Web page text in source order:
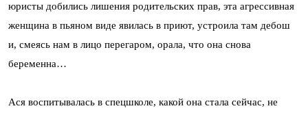
юристы добились лишения родительских прав, эта агрессивная
женщина в пьяном виде явилась в приют, устроила там дебош
и, смеясь нам в лицо перегаром, орала, что она снова
беременна…
Ася воспитывалась в спецшколе, какой она стала сейчас, не